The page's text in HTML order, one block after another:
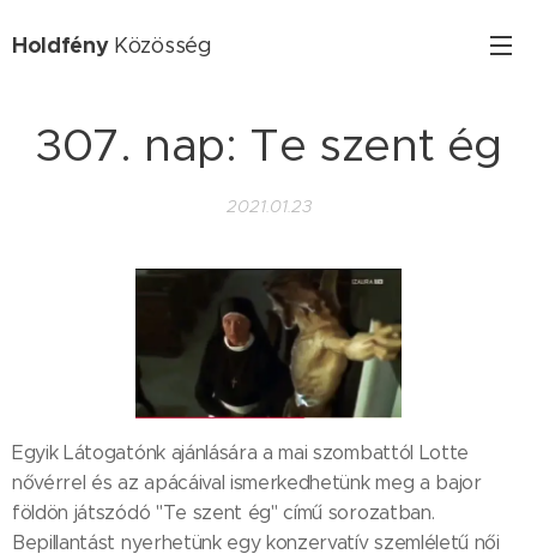
HoldfényKözösség
307. nap: Te szent ég
2021.01.23
Egyik Látogatónk ajánlására a mai szombattól Lotte
nővérrel és az apácáival ismerkedhetünk meg a bajor
földön játszódó "Te szent ég" című sorozatban.
Bepillantást nyerhetünk egy konzervatív szemléletű női